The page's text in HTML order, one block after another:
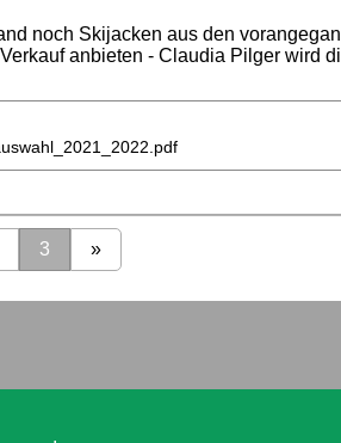
noch Skijacken aus den
anbieten - Claudia Pilger wird
3 »